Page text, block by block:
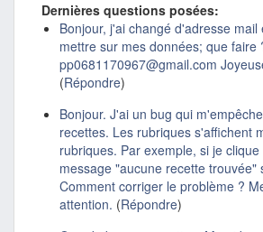
Dernières questions posées:
Bonjour, j'ai changé d'adresse mail
mettre sur mes données; que faire
pp0681170967@gmail.com
(Répondre)
Bonjour. J'ai un bug qui
recettes. Les rubriques s'affichent
rubriques. Par exemple, si je
message "aucune recette trouvée"
Comment corriger le problème ?
attention. (Répondre)